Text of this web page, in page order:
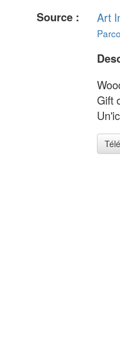
Source :
Art
Gift